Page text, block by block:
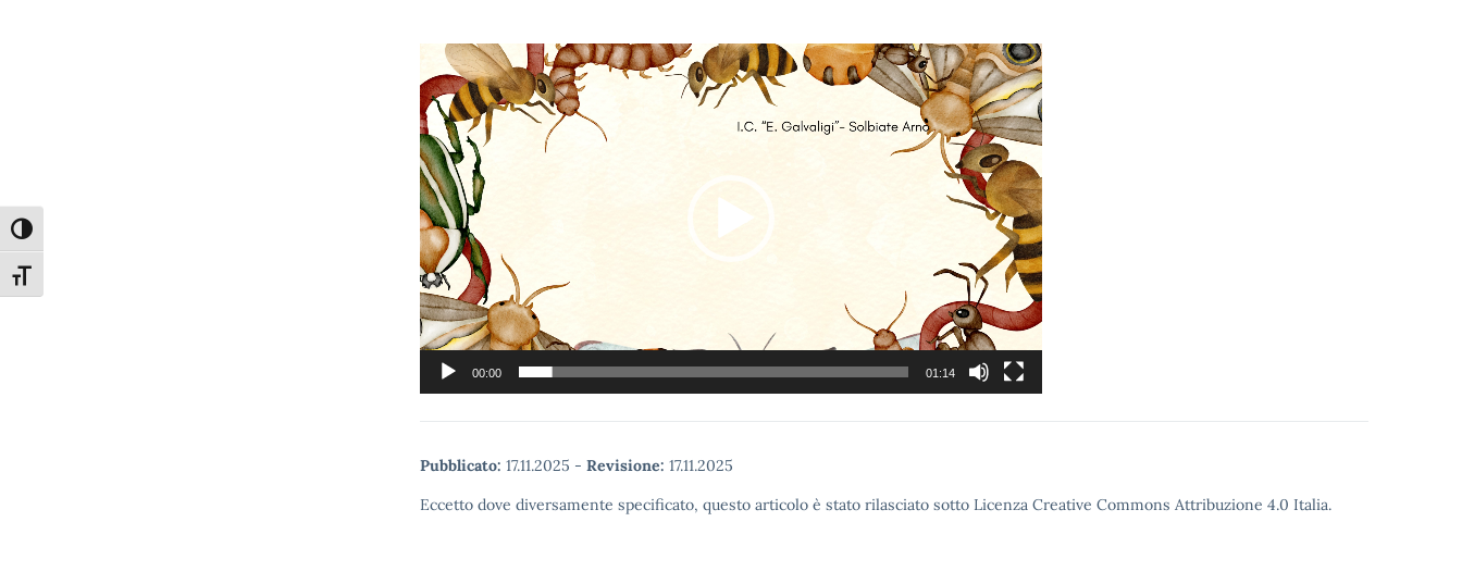
Attiva/disattiva alto contrasto
Attiva/disattiva dimensione testo
Video
Player
00:00 01:14
Pubblicato: 17.11.2025 - Revisione: 17.11.2025
Eccetto dove diversamente specificato, questo articolo è stato rilasciato sotto Licenza Creative Commons Attribuzione 4.0 Italia.